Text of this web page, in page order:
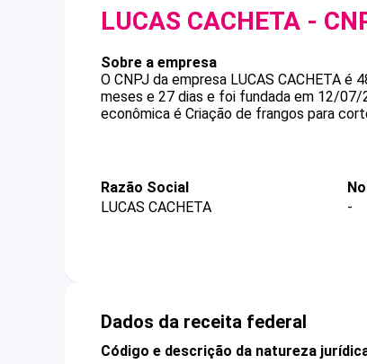
LUCAS CACHETA -
Sobre a empresa
O CNPJ da empresa LUCAS CACHETA é
meses e 27 dias e foi fundada em 12/07/
econômica é Criação de frangos para
Razão Social
LUCAS CACHETA
-
Dados da receita federal
Código e descrição da natureza